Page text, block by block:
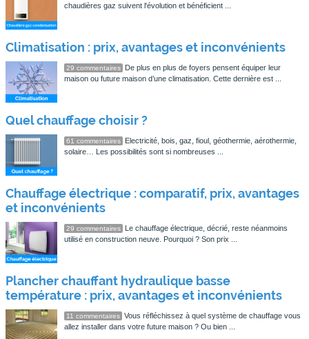
chaudières gaz suivent l'évolution et bénéficient ...
Climatisation : prix, avantages et inconvénients
29 commentaires
De plus en plus de foyers pensent équiper leur
maison ou future maison d’une climatisation. Cette dernière est ...
Quel chauffage choisir ?
61 commentaires
Electricité, bois, gaz, fioul, géothermie, aérothermie,
solaire… Les possibilités sont si nombreuses ...
Chauffage électrique : comparatif, prix, avantages
et inconvénients
29 commentaires
Le chauffage électrique, décrié, reste néanmoins
utilisé en construction neuve. Pourquoi ? Son prix ...
Plancher chauffant hydraulique basse
température : prix, avantages et inconvénients
11 commentaires Vous réfléchissez à quel système de chauffage vous
allez installer dans votre future maison ? Ou bien ...